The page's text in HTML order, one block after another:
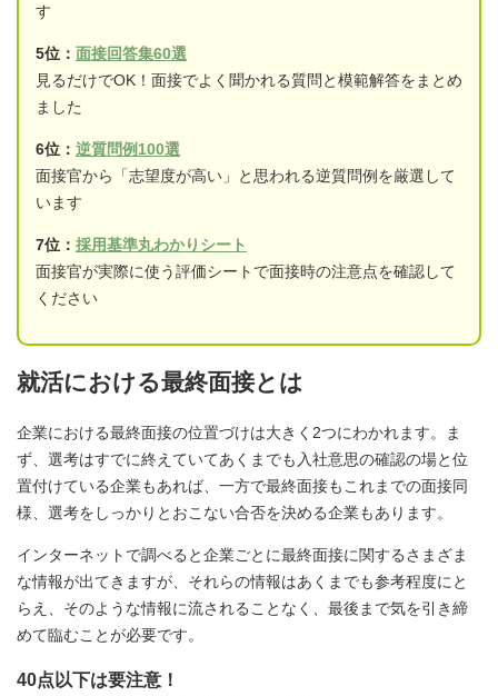
す
5位： 面接回答集60選
見るだけでOK！面接でよく聞かれる質問と模範解答をまとめ
ました
6位： 逆質問例100選
面接官から「志望度が高い」と思われる逆質問例を厳選して
います
7位： 採用基準丸わかりシート
面接官が実際に使う評価シートで面接時の注意点を確認して
ください
就活における最終面接とは
企業における最終面接の位置づけは大きく2つにわかれます。ま
ず、選考はすでに終えていてあくまでも入社意思の確認の場と位
置付けている企業もあれば、一方で最終面接もこれまでの面接同
様、選考をしっかりとおこない合否を決める企業もあります。
インターネットで調べると企業ごとに最終面接に関するさまざま
な情報が出てきますが、それらの情報はあくまでも参考程度にと
らえ、そのような情報に流されることなく、最後まで気を引き締
めて臨むことが必要です。
40点以下は要注意！